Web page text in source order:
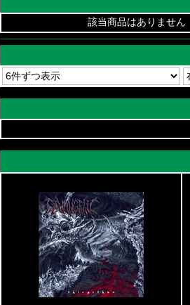
該当商品はありません